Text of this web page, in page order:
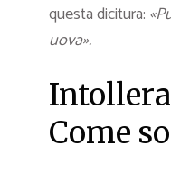
questa dicitura:
uova».
Come